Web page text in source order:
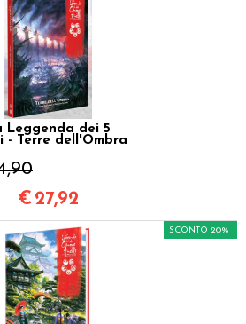
Leggenda dei 5
- Terre dell'Ombra
€ 27,92
SCONTO 20%